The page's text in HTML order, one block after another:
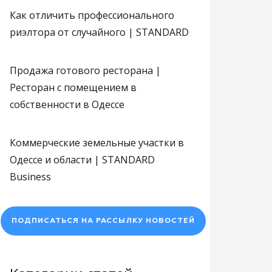
Как отличить профессионального
риэлтора от случайного | STANDARD
Продажа готового ресторана |
Ресторан с помещением в
собственности в Одессе
Коммерческие земельные участки в
Одессе и области | STANDARD
Business
ПОДПИСАТЬСЯ НА РАССЫЛКУ НОВОСТЕЙ